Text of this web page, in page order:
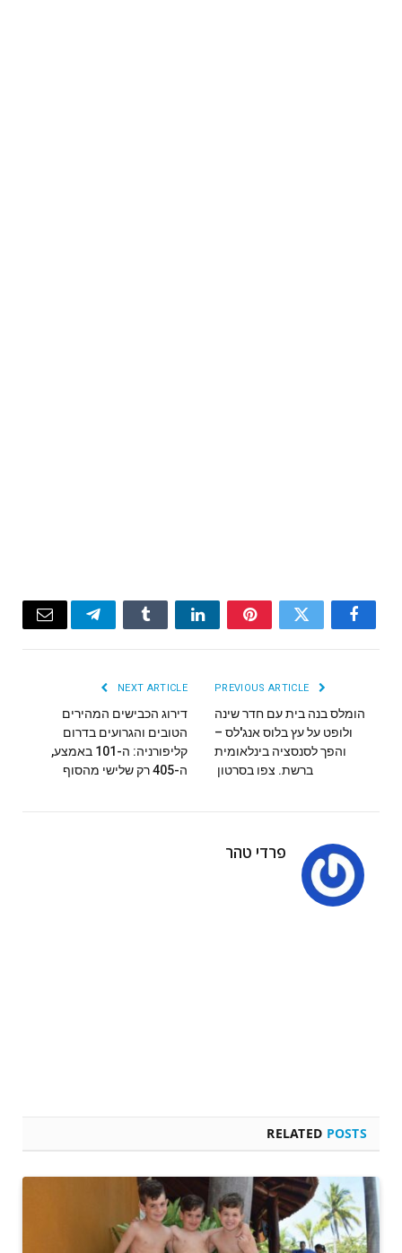
Facebook
Twitter
Pinterest
LinkedIn
Tumblr
Telegram
Email
הומלס בנה בית עם חדר שינה
ולופט על עץ בלוס אנג'לס –
והפך לסנסציה בינלאומית
ברשת. צפו בסרטון
NEXT ARTICLE
דירוג הכבישים המהירים
הטובים והגרועים בדרום
קליפורניה: ה-101 באמצע,
ה-405 רק שלישי מהסוף
פרדי טהר
RELATED POSTS